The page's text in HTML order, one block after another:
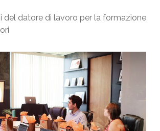
del datore di lavoro per la formazione